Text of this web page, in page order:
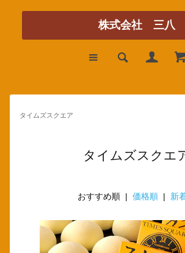
株式会社 三八
タイムズスクエア
タイムズスクエ
おすすめ順 | 価格順 | 新